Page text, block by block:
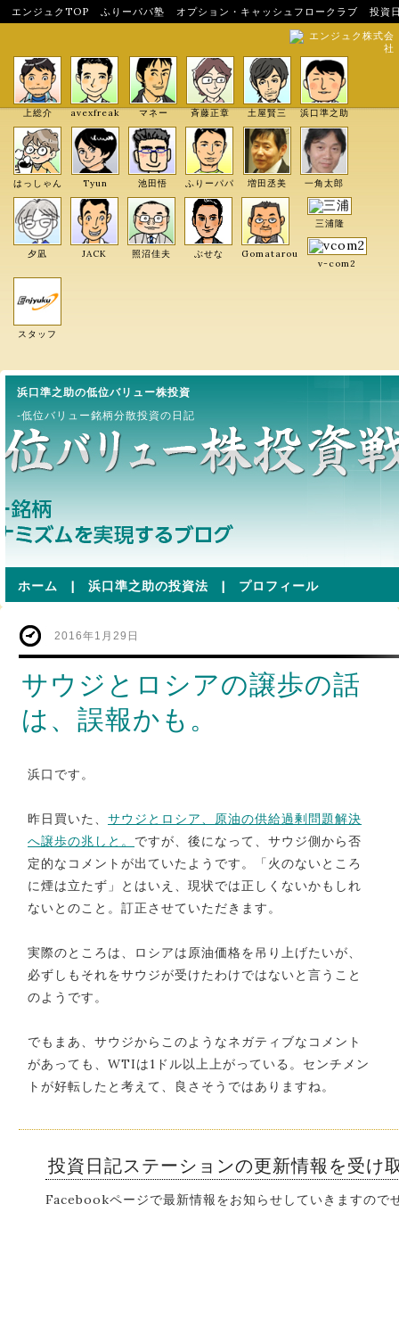
エンジュクTOP ふりーパパ塾 オプション・キャッシュフロークラブ
投資
エンジュク株式会
社
上総介 avexfreak マネー 斉藤正章 土屋賢三 浜口準之助
はっしゃん Tyun 池田悟 ふりーパパ 増田丞美 一角太郎
夕凪 JACK 照沼佳夫 ぶせな Gomatarou
三浦隆
v-com2
スタッフ
浜口準之助の低位バリュー株投資
-低位バリュー銘柄分散投資の日記
ホーム | 浜口準之助の投資法 | プロフィール
2016年1月29日
サウジとロシアの譲歩の話
は、誤報かも。
浜口です。
昨日買いた、 サウジとロシア、原油の供給過剰問題解決
へ譲歩の兆しと。 ですが、後になって、サウジ側から否
定的なコメントが出ていたようです。「火のないところ
に煙は立たず」とはいえ、現状では正しくないかもしれ
ないとのこと。訂正させていただきます。
実際のところは、ロシアは原油価格を吊り上げたいが、
必ずしもそれをサウジが受けたわけではないと言うこと
のようです。
でもまあ、サウジからこのようなネガティブなコメント
があっても、WTIは1ドル以上上がっている。センチメン
トが好転したと考えて、良さそうではありますね。
投資日記ステーションの更新情報を受け
Facebookページで最新情報をお知らせしていきますので